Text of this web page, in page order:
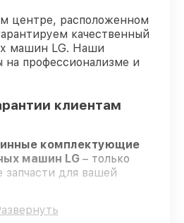
центре, расположенном
качественный
машин LG. Наши
на профессионализме и
клиентам
комплектующие
машин LG – только
запчасти для вашей
что обеспечивает